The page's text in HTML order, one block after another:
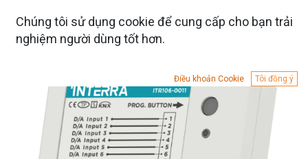
Chúng tôi sử dụng cookie để cung cấp cho bạn trải
nghiệm người dùng tốt hơn.
Điều khoản Cookie Tôi đồng ý